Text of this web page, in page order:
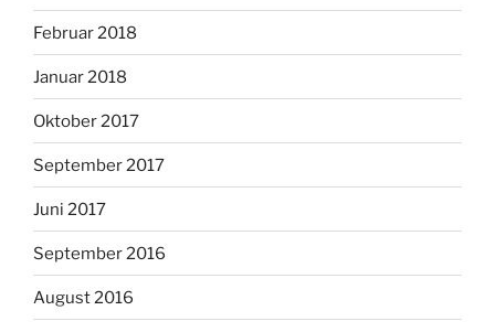
Februar 2018
Januar 2018
Oktober 2017
September 2017
Juni 2017
September 2016
August 2016